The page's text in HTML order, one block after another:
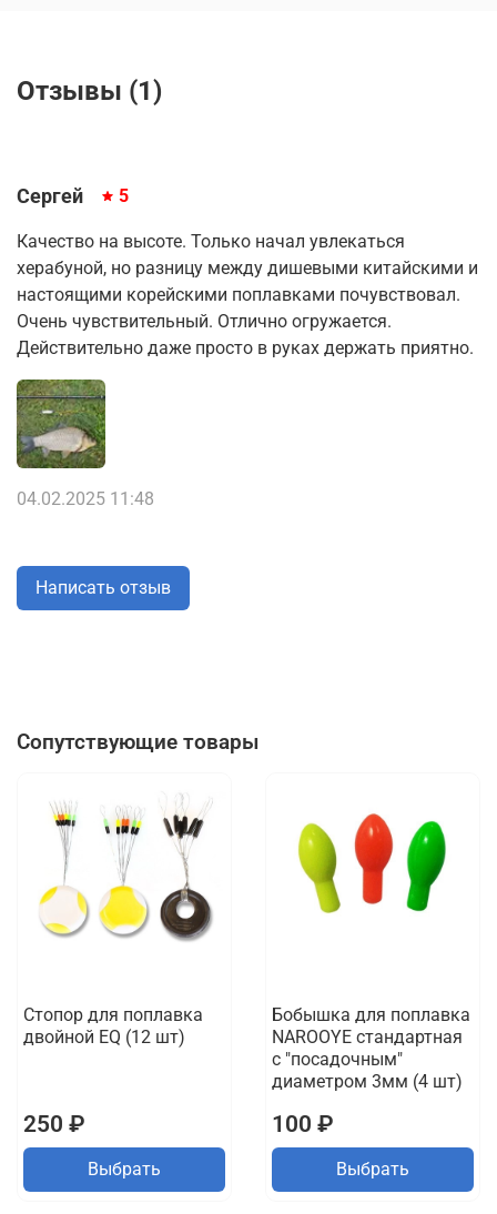
Отзывы (1)
Сергей 5
Качество на высоте. Только начал увлекаться
херабуной, но разницу между дишевыми китайскими и
настоящими корейскими поплавками почувствовал.
Очень чувствительный. Отлично огружается.
Действительно даже просто в руках держать приятно.
04.02.2025 11:48
Написать отзыв
Сопутствующие товары
Стопор для поплавка
двойной EQ (12 шт)
250 ₽
Выбрать
Бобышка для поплавка
NAROOYE стандартная
с "посадочным"
диаметром 3мм (4 шт)
100 ₽
Выбрать